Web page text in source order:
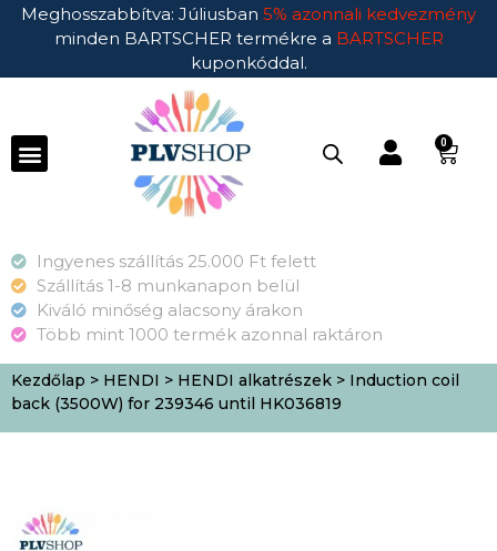
Meghosszabbítva: Júliusban 5% azonnali kedvezmény
minden BARTSCHER termékre a BARTSCHER
kuponkóddal.
0
Ingyenes szállítás 25.000 Ft felett
Szállítás 1-8 munkanapon belül
Kiváló minőség alacsony árakon
Több mint 1000 termék azonnal raktáron
Kezdőlap > HENDI > HENDI alkatrészek > Induction coil
back (3500W) for 239346 until HK036819